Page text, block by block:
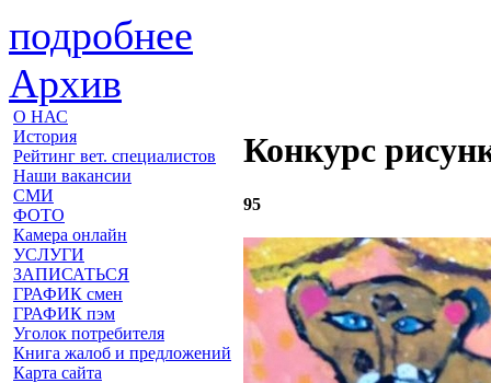
подробнее
Архив
О НАС
История
Рейтинг вет. специалистов
Наши вакансии
СМИ
ФОТО
Камера онлайн
УСЛУГИ
ЗАПИСАТЬСЯ
ГРАФИК смен
ГРАФИК пэм
Уголок потребителя
Книга жалоб и предложений
Карта сайта
Конкурс
95